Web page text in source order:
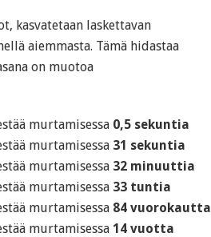
kasvatetaan laskettavan
aiemmasta. Tämä hidastaa
on muotoa
murtamisessa 0,5 sekuntia
murtamisessa 31 sekuntia
murtamisessa 32 minuuttia
murtamisessa 33 tuntia
murtamisessa 84 vuorokautta
murtamisessa 14 vuotta